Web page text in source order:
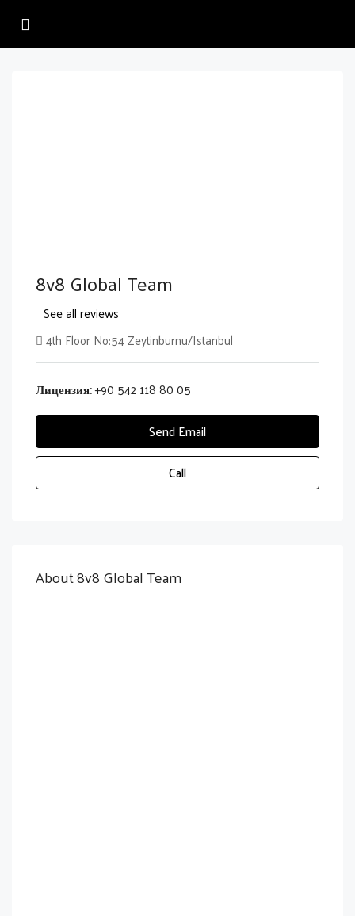
8v8 Global Team
See all reviews
4th Floor No:54 Zeytinburnu/Istanbul
Лицензия:+90 542 118 80 05
Send Email
Call
About 8v8 Global Team